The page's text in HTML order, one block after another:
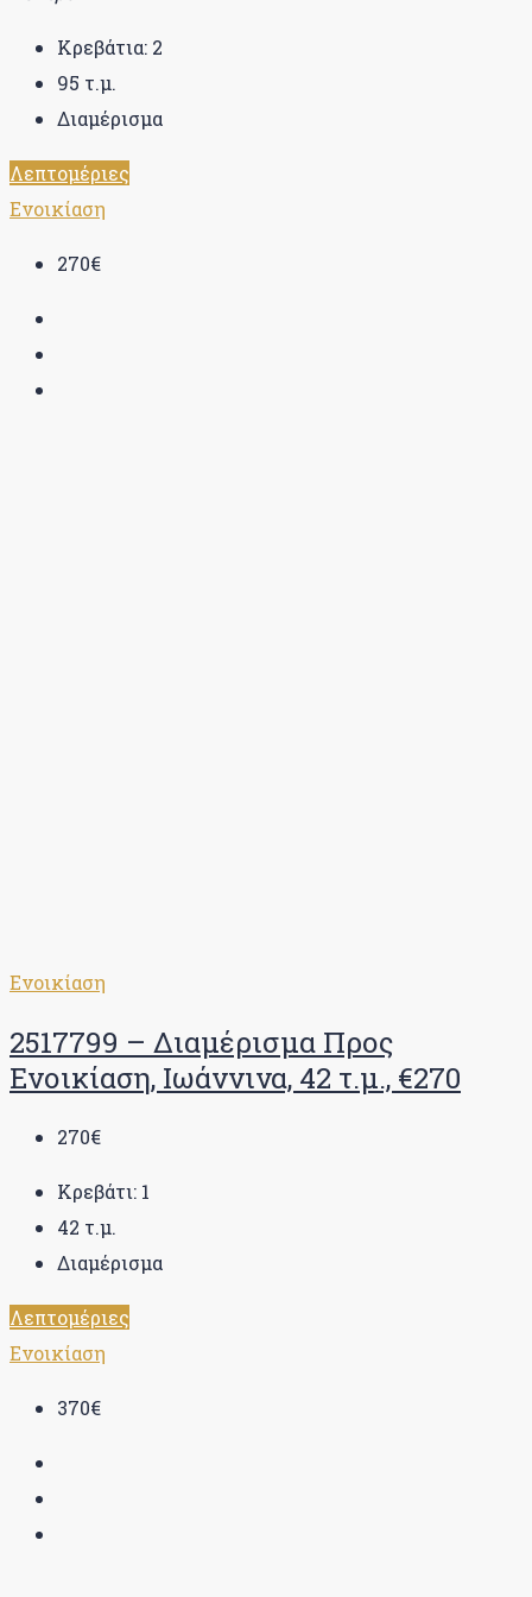
Κρεβάτια: 2
95 τ.μ.
Διαμέρισμα
Λεπτομέριες
Ενοικίαση
270€
Ενοικίαση
2517799 – Διαμέρισμα Προς
Ενοικίαση, Ιωάννινα, 42 τ.μ., €270
270€
Κρεβάτι: 1
42 τ.μ.
Διαμέρισμα
Λεπτομέριες
Ενοικίαση
370€